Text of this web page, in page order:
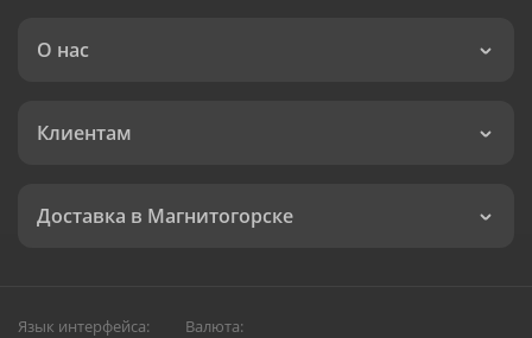
О нас
Клиентам
Доставка в Магнитогорске
Язык интерфейса: Валюта: